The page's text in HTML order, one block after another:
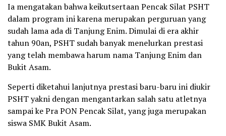
Ia mengatakan bahwa keikutsertaan Pencak Silat PSHT
dalam program ini karena merupakan perguruan yang
sudah lama ada di Tanjung Enim. Dimulai di era akhir
tahun 90an, PSHT sudah banyak menelurkan prestasi
yang telah membawa harum nama Tanjung Enim dan
Bukit Asam.
Seperti diketahui lanjutnya prestasi baru-baru ini diukir
PSHT yakni dengan mengantarkan salah satu atletnya
sampai ke Pra PON Pencak Silat, yang juga merupakan
siswa SMK Bukit Asam.